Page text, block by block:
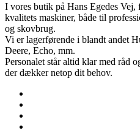
I vores butik på Hans Egedes
kvalitets maskiner, både til
og skovbrug.
Vi er lagerførende i blandt andet
Deere, Echo, mm.
Personalet står altid klar med råd
der dækker netop dit behov.